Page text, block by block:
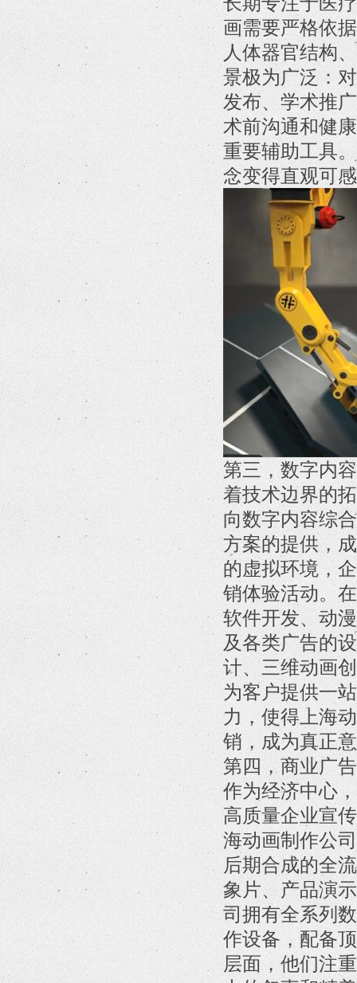
画需要严格依
人体器官结构
景极为广泛：
发布、学术推
术前沟通和健
重要辅助工具
念变得直观可
第三，数字内
着技术边界的
向数字内容综
方案的提供，
的虚拟环境，
销体验活动。
软件开发、动
及各类广告的
计、三维动画
为客户提供一
力，使得上海
销，成为真正
第四，商业广
作为经济中心
高质量企业宣
海动画制作公
后期合成的全
象片、产品演
司拥有全系列
作设备，配备
层面，他们注